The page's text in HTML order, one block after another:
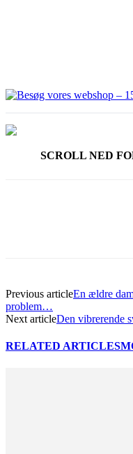
SCROLL NED
Previous articleEn ældre
problem…
Next articleDen vibrerende
RELATED ARTICLES